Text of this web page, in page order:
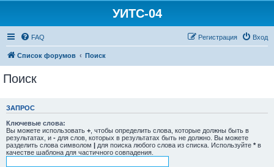
УИТС-04
FAQ Вход
Регистрация
Список форумов Поиск
Поиск
ЗАПРОС
Ключевые слова:
Вы можете использовать + , чтобы определить слова, которые должны быть в
результатах, и - для слов, которых в результатах быть не должно. Вы можете
разделить слова символом | для поиска любого слова из списка. Используйте * в
качестве шаблона для частичного совпадения.